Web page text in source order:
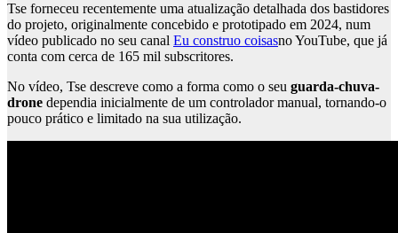
Tse forneceu recentemente uma atualização detalhada dos bastidores
do projeto, originalmente concebido e prototipado em 2024, num
vídeo publicado no seu canal Eu construo coisasno YouTube, que já
conta com cerca de 165 mil subscritores.
No vídeo, Tse descreve como a forma como o seu guarda-chuva-
drone dependia inicialmente de um controlador manual, tornando-o
pouco prático e limitado na sua utilização.